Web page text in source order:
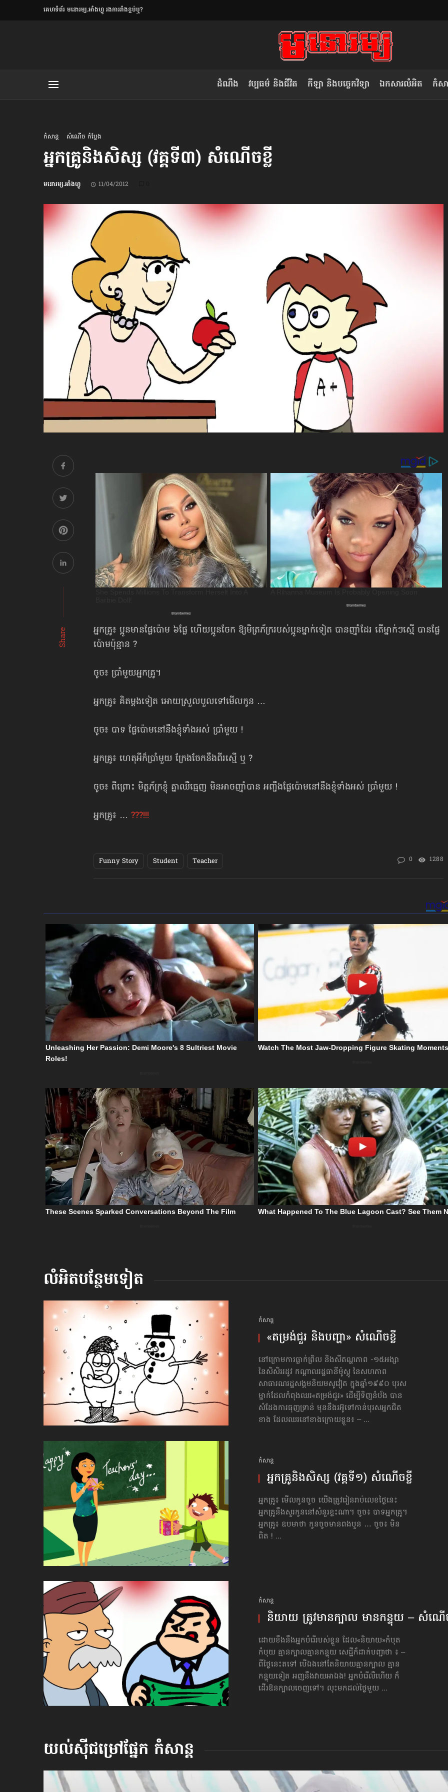
​គេហទំព័រ មនោរម្យ.អាំងហ្វូ រងការរាំងខ្ទប់ឬ?
ដំណឹង វប្បធម៌ និងជីវិត កីឡា និងបច្ចេកវិទ្យា ឯកសារលំអិត កំសា
កំសាន្ដ សំណើច កំប្លែង
អ្នកគ្រូ​និង​សិស្ស (វគ្គទី៣) សំណើចខ្លី
មនោរម្យ.អាំងហ្វូ 11/04/2012
Share
អ្នកគ្រូ៖ ប្អូនមានផ្លែប៉ោម ៦ផ្លែ ហើយប្អូនចែក ឱ្យមិត្រភ័ក្ររបស់ប្អូនម្នាក់ទៀត បានញ៉ាំដែរ តើម្នាក់ៗស្មើ បានផ្លែ
ប៉ោមប៉ុន្មាន ?
ចូច៖ ប្រាំមួយអ្នកគ្រូ។
អ្នកគ្រូ៖ គិតម្ដងទៀត អោយស្រួលបួលទៅមើលកូន …
ចូច៖ បាទ ផ្លែប៉ោមនៅនឹងខ្ញុំទាំងអស់ ប្រាំមួយ !
អ្នកគ្រូ៖ ហេតុអីក៏ប្រាំមួយ ក្រែងចែកនឹងពីរស្មើ ឬ ?
ចូច៖ ពីព្រោះ មិត្តភ័ក្រខ្ញុំ គ្នាឈឺធ្មេញ មិនអាចញ៉ាំបាន អញ្ចឹងផ្លែប៉ោមនៅនឹងខ្ញុំទាំងអស់ ប្រាំមួយ !
អ្នកគ្រូ៖ … ???!!!
Funny Story Student Teacher 0 1288
លំអិតបន្ថែមទៀត
កំសាន្ដ
«តម្រង់​ជួរ និង​បញ្ហា» សំណើច​ខ្លី
នៅក្រោមការធ្លាក់ព្រិល និងសីតណ្ហភាព -១៥អង្សា
នៃសិសិររដូវ កណ្ដាលរដ្ឋធានីម៉ូស្គូ នៃសហភាព
សាធារណរដ្ឋ​សង្គមនិយម​សូវៀត ក្នុងឆ្នាំ១៩៩០ បុរស
ម្នាក់ដែលកំពុងឈរ«តម្រង់​ជួរ» ដើម្បីទិញនំប័ង បាន
សំដែងការធុញទ្រាន់ មុននឹងរអ៊ូទៅកាន់បុរសអ្នកជិត
ខាង ដែលឈរនៅខាងក្រោយខ្លួន៖ – ...
កំសាន្ដ
អ្នកគ្រូនិងសិស្ស (វគ្គទី១) សំណើចខ្លី
អ្នកគ្រូ៖ មើលកូនចូច យើងត្រូវរៀនរាប់លេខថ្ងៃនេះ
អ្នកគ្រូនឹងសួរកូននៅសំនួរខ្លះណា។ ចូច៖ បាទអ្នកគ្រូ។
អ្នកគ្រូ៖ ឧបមាថា កូនចូចមានពងបួន … ចូច៖ មិន
ពិត ! ...
កំសាន្ដ
និយាយ ត្រូវមានក្បាល មានកន្ទុយ – សំណើ
ដោយខឹងនឹងអ្នកបំរើរបស់ខ្លួន ដែល«និយាយ»កំបុត
កំបុយ គ្មានក្បាលគ្មានកន្ទុយ សេដ្ឋីក៏ដាក់បញ្ជាថា ៖ –
ពីថ្ងៃនេះតទៅ បើឯងនៅតែនិយាយគ្មានក្បាល គ្មាន
កន្ទុយទៀត អញនឹងវាយអាឯង! អ្នកបំរើលឺហើយ ក៏
ដើរឱនក្បាលចេញទៅ។ លុះមកដល់ថ្ងៃមួយ ...
យល់ស៊ីជម្រៅផ្នែក កំសាន្ដ
ត៖ «កាមតណ្ហា​ លិខិតប្រិយមិត្ត៖ «អំពីទោសៈ»
វៀតណាម ក្នុង​ការប្តូរ​មេដឹកនាំ របស់​
ខ្លួន
ខឹម វាសនា ថា«ស្រី
ចរិតថោក»​ស្លៀកពាក់
ប្រពៃណី​«ដេញប្រុស»
ថើបមាត់ ៖ ក្រុមកីឡាការិនី​
ផ្អាកលេង​​បើប្រធានសហព័ន្ធ​
មិនលាឈប់